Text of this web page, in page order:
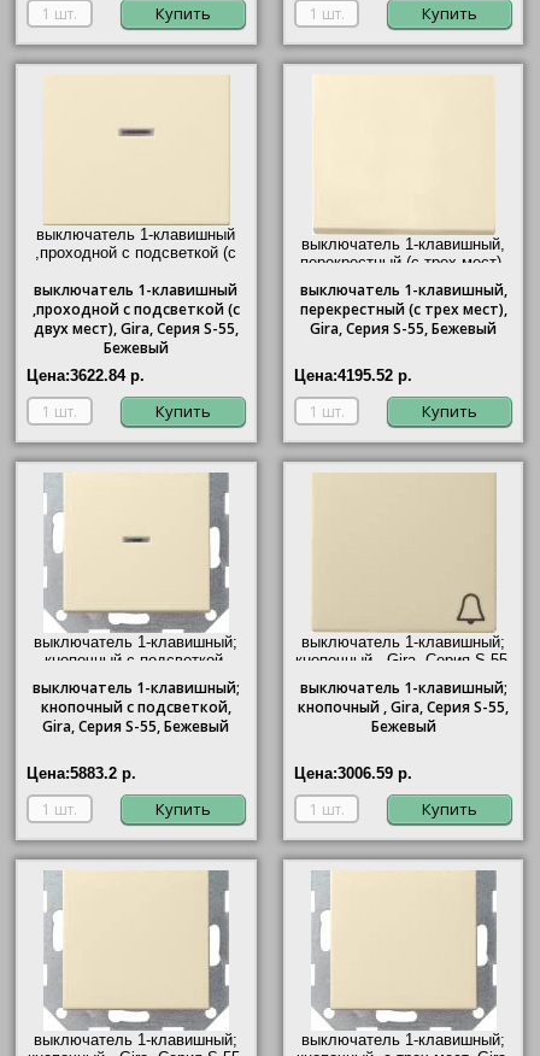
Купить Купить
выключатель 1-клавишный
,проходной с подсветкой (с
Бежевый"/>
выключатель 1-клавишный
,проходной с подсветкой (с
двух мест),Gira, Серия S-55,
Бежевый
Цена:3622.84 р.
Купить
выключатель 1-клавишный,
перекрестный (с трех мест),
, Серия S-55, Бежевый"/>
выключатель 1-клавишный,
перекрестный (с трех мест),
Gira, Серия S-55, Бежевый
Цена:4195.52 р.
Купить
выключатель 1-клавишный;
кнопочный с подсветкой,
, Серия S-55, Бежевый"/>
выключатель 1-клавишный;
кнопочный с подсветкой,
Gira, Серия S-55, Бежевый
Цена:5883.2 р.
Купить
выключатель 1-клавишный;
кнопочный , Gira, Серия S-55,
выключатель 1-клавишный;
кнопочный ,Gira, Серия S-55,
Бежевый
Цена:3006.59 р.
Купить
выключатель 1-клавишный;
выключатель 1-клавишный;